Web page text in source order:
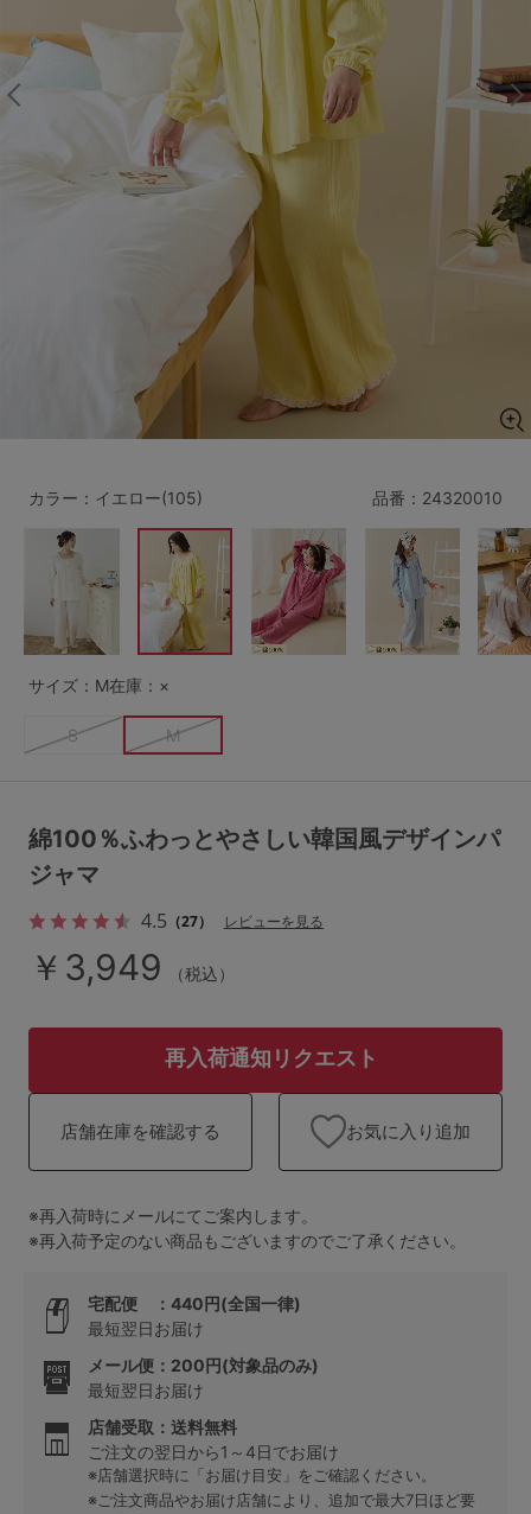
マタニティ ギフトラッピング
サイズからブラを探す
B75
C75 C80
D70 D80 D85
E65 E70 E75 E80 E85
F65 F70 F75
G65 G75
H70
SS M
L LL
S-AB S-CD S-EF
L-AB L-CD L-EF
サイズの表示を閉じる
すべてのサイズを表示する
～999円 1,000～1,999円
2,000～2,999円 3,000～3,999円
4,000円～
セールアイテムから探す
その他から探す
高評価レビューアイテム
特集ページ
品番： 24320010
綿100％ふわっとやさしい韓国風デザインパ
ジャマ
4.5 （27） レビューを見る
￥3,949 （税込）
カラー：イエロー(105)
サイズ：M在庫：×
S M
再入荷通知リクエスト
店舗在庫を確認する お気に入り追加
※再入荷時にメールにてご案内します。
※再入荷予定のない商品もございますのでご了承ください。
宅配便 ：440円(全国一律)
最短翌日お届け
メール便：200円(対象品のみ)
最短翌日お届け
店舗受取：送料無料
ご注文の翌日から1～4日でお届け
※店舗選択時に「お届け目安」をご確認ください。
※ご注文商品やお届け店舗により、追加で最大7日ほど要